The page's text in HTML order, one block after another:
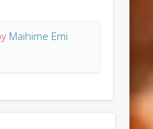
Maihime Emi